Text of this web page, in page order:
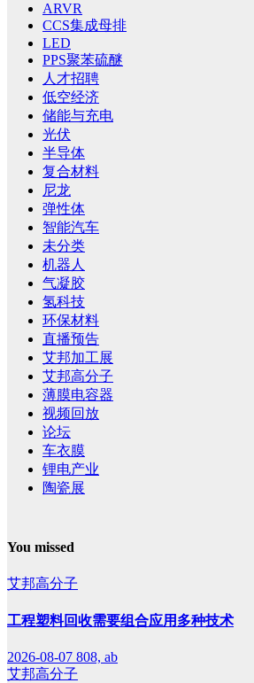
ARVR
CCS集成母排
LED
PPS聚苯硫醚
人才招聘
低空经济
储能与充电
光伏
半导体
复合材料
尼龙
弹性体
智能汽车
未分类
机器人
气凝胶
氢科技
环保材料
直播预告
艾邦加工展
艾邦高分子
薄膜电容器
视频回放
论坛
车衣膜
锂电产业
陶瓷展
You missed
艾邦高分子
工程塑料回收需要组合应用多种技术
2026-08-07 808, ab
艾邦高分子